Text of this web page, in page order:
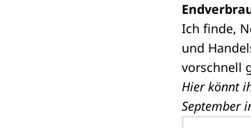
Ich finde,
und
vorschnell
Hier könnt
September